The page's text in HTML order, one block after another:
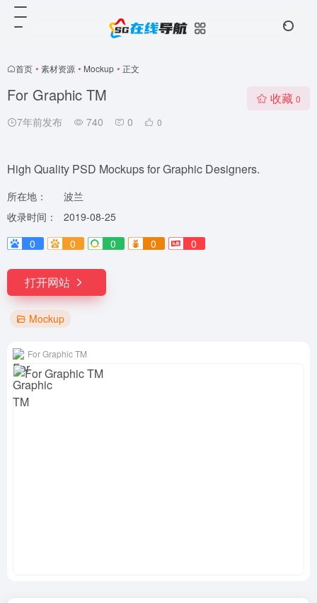
首页 • 素材资源 • Mockup • 正文
For Graphic TM
7年前发布 740 0 0
收藏 0
High Quality PSD Mockups for Graphic Designers.
所在地：
波兰
收录时间：
2019-08-25
0
0 0 0 0
打开网站
Mockup
For Graphic TM